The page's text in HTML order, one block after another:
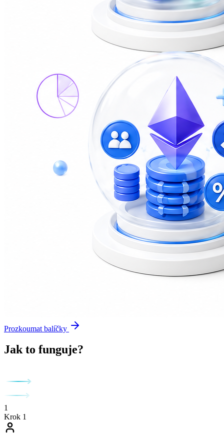
Prozkoumat balíčky
Jak to funguje?
1
Krok 1